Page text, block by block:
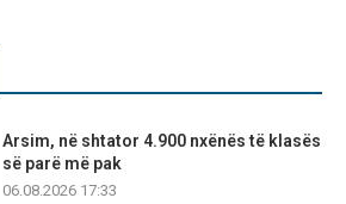
Arsim, në shtator 4.900 nxënës të klasës
së parë më pak
06.08.2026 17:33